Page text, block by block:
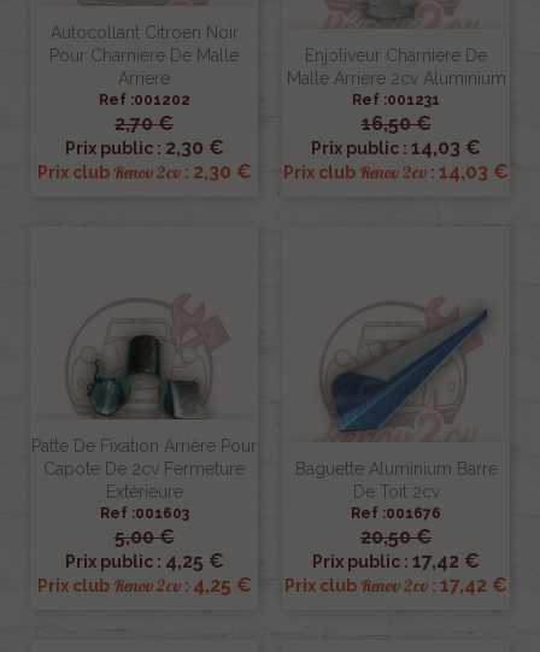
Autocollant Citroen Noir
Pour Charniere De Malle
Arriere
Ref :001202
2,70 €
Prix public : 2,30 €
Prix club Renov 2cv: 2,30 €
Enjoliveur Charniere De
Malle Arriere 2cv Aluminium
Ref :001231
16,50 €
Prix public : 14,03 €
Prix club Renov 2cv : 14,03 €
Patte De Fixation Arrière Pour
Capote De 2cv Fermeture
Extérieure
Ref :001603
5,00 €
Prix public : 4,25 €
Prix club Renov 2cv: 4,25 €
Baguette Aluminium Barre
De Toit 2cv
Ref :001676
20,50 €
Prix public : 17,42 €
Prix club Renov 2cv : 17,42 €